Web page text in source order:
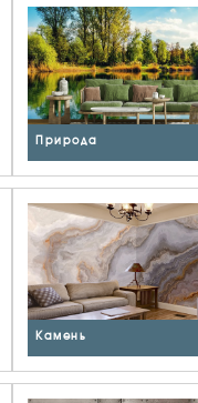
Природа
Камень